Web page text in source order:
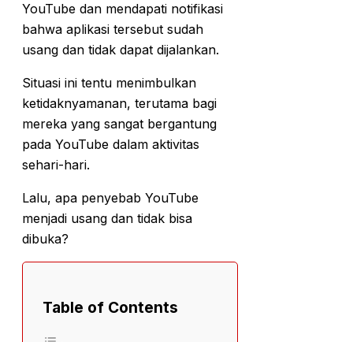
YouTube dan mendapati notifikasi
bahwa aplikasi tersebut sudah
usang dan tidak dapat dijalankan.
Situasi ini tentu menimbulkan
ketidaknyamanan, terutama bagi
mereka yang sangat bergantung
pada YouTube dalam aktivitas
sehari-hari.
Lalu, apa penyebab YouTube
menjadi usang dan tidak bisa
dibuka?
Table of Contents